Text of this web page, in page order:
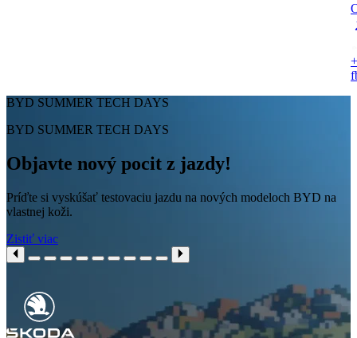
BYD SUMMER TECH DAYS
BYD SUMMER TECH DAYS
Objavte nový pocit z jazdy!
Príďte si vyskúšať testovaciu jazdu na nových modeloch BYD na
vlastnej koži.
Zistiť viac